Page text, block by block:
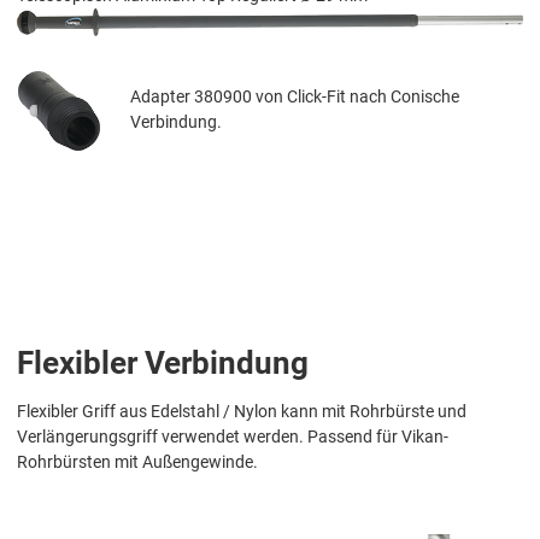
Adapter 380900 von Click-Fit nach Conische
Verbindung.
Flexibler Verbindung
Flexibler Griff aus Edelstahl / Nylon kann mit Rohrbürste und
Verlängerungsgriff verwendet werden. Passend für Vikan-
Rohrbürsten mit Außengewinde.